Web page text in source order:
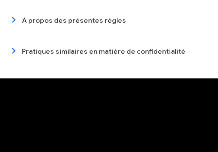
À propos des présentes règles
Pratiques similaires en matière de confidentialité